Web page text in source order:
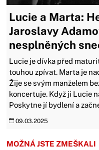
Lucie a Marta:
Jaroslavy
nesplněných
Lucie je dívka před
touhou zpívat. Marta je
Žije se svým manželem
koncertuje. Když ji Lucie
Poskytne jí bydlení a
09.03.2025
MOŽNÁ JSTE ZMEŠKALI